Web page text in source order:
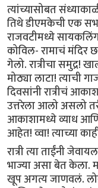
त्यांच्यासोबत
तिथे डीएमकेची एक
राजवटीमध्ये
कोविल- रामाचं मंदिर
गेलो. रात्रीचा समुद्र!
मोठ्या लाटा! त्याची
दिवसांनी रात्रीचं
उत्तरेला आलो असलो
आकाशामध्ये व्याध
आहेत! व्वा! त्याच्या
रात्री त्या ताईंनी
भाज्या असा बेत केला.
खूप अगत्य जाणवलं.